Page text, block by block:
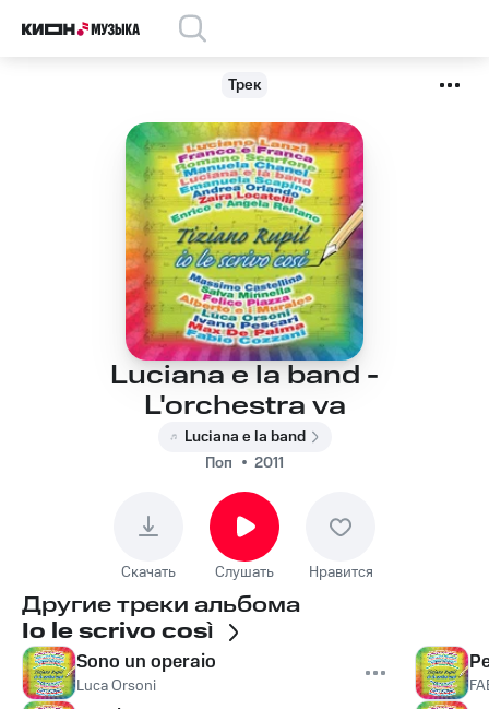
Трек
Luciana e la band -
L'orchestra va
Luciana e la band
Поп
2011
Скачать Слушать Нравится
Другие треки альбома
Io le scrivo così
Sono un operaio
Luca Orsoni